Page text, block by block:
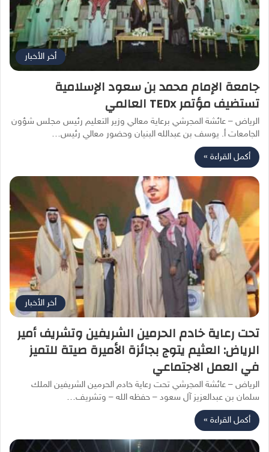
أخر الأخبار
جامعة الإمام محمد بن سعود الإسلامية
تستضيف مؤتمر TEDx العالمي
الرياض – عائشة المجرشي برعاية معالي وزير التعليم رئيس مجلس شؤون
الجامعات أ. يوسف بن عبدالله البنيان وحضور معالي رئيس…
أكمل القراءة »
أخر الأخبار
تحت رعاية خادم الحرمين الشريفين وتشريف أمير
الرياض: العثيم يتوج بجائزة الأميرة صيتة للتميز
في العمل الاجتماعي
الرياض – عائشة المجرشي تحت رعاية خادم الحرمين الشريفين الملك
سلمان بن عبدالعزيز آل سعود – حفظه الله – وتشريف…
أكمل القراءة »